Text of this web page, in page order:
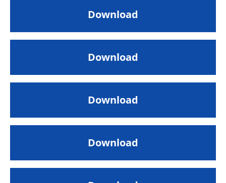
Download
Download
Download
Download